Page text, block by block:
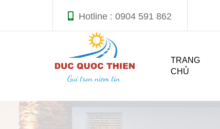
Hotline : 0904 591 862
TRANG
CHỦ